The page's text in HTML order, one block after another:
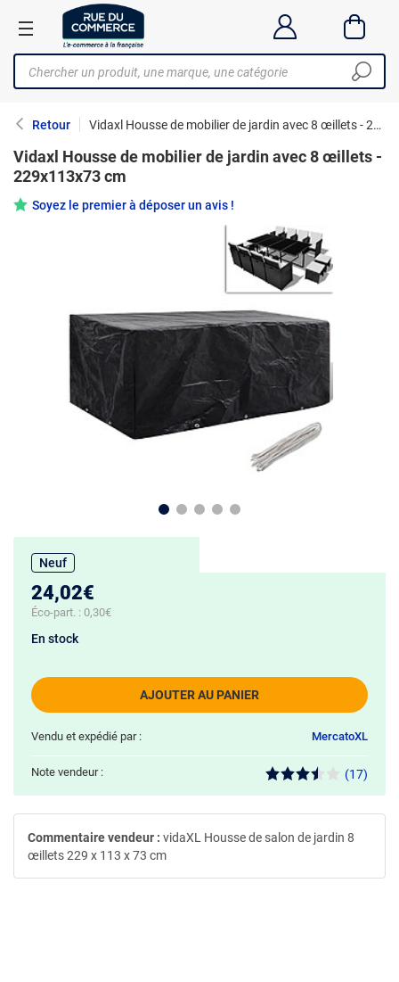
Retour Vidaxl Housse de mobilier de jardin avec 8 œillets - 229x113x73 cm
Vidaxl Housse de mobilier de jardin avec 8 œillets -
229x113x73 cm
Soyez le premier à déposer un avis !
Neuf
24,02€
Éco-part. : 0,30€
AJOUTER AU PANIER
En stock
Vendu et expédié par : MercatoXL
Note vendeur : (17)
Commentaire vendeur : vidaXL Housse de salon de jardin 8
œillets 229 x 113 x 73 cm